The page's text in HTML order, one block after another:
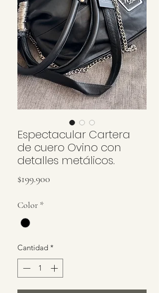
Espectacular Cartera
de cuero Ovino con
detalles metálicos.
$199.900
Color *
Cantidad *